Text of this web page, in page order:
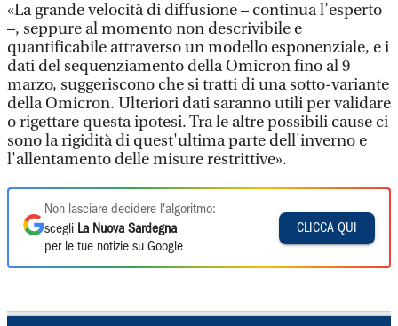
«La grande velocità di diffusione – continua l’esperto
–, seppure al momento non descrivibile e
quantificabile attraverso un modello esponenziale, e i
dati del sequenziamento della Omicron fino al 9
marzo, suggeriscono che si tratti di una sotto-variante
della Omicron. Ulteriori dati saranno utili per validare
o rigettare questa ipotesi. Tra le altre possibili cause ci
sono la rigidità di quest'ultima parte dell'inverno e
l'allentamento delle misure restrittive».
Non lasciare decidere l'algoritmo:
scegli La Nuova Sardegna
per le tue notizie su Google
CLICCA QUI